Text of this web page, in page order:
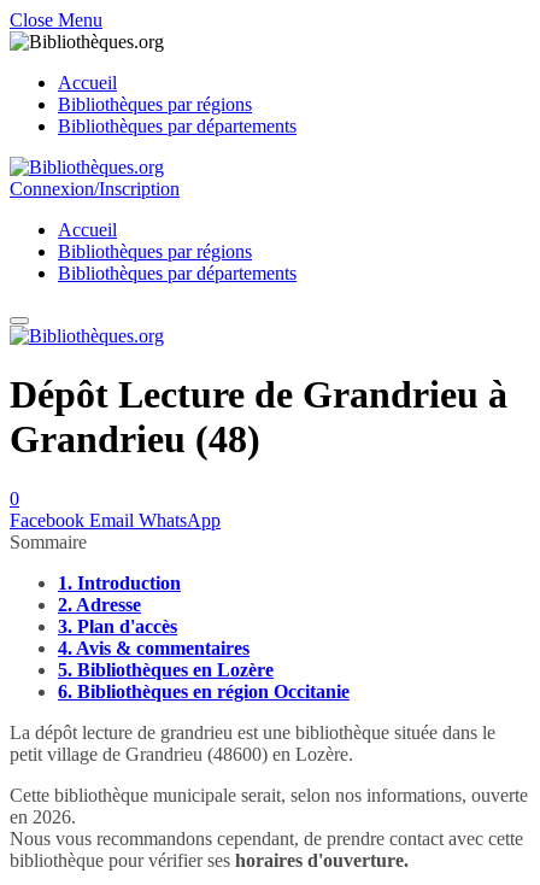
Close Menu
Accueil
Bibliothèques par régions
Bibliothèques par départements
Connexion/Inscription
Accueil
Bibliothèques par régions
Bibliothèques par départements
Dépôt Lecture de Grandrieu à
Grandrieu (48)
0
Facebook Email WhatsApp
Sommaire
1. Introduction
2. Adresse
3. Plan d'accès
4. Avis & commentaires
5. Bibliothèques en Lozère
6. Bibliothèques en région Occitanie
La dépôt lecture de grandrieu est une bibliothèque située dans le
petit village de Grandrieu (48600) en Lozère.
Cette bibliothèque municipale serait, selon nos informations, ouverte
en 2026.
Nous vous recommandons cependant, de prendre contact avec cette
bibliothèque pour vérifier ses horaires d'ouverture.